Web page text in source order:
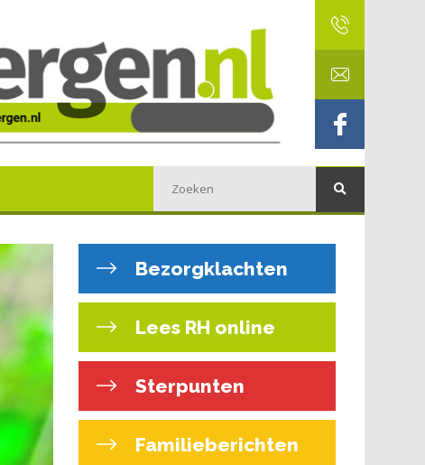
Bezorgklachten
Lees RH online
Sterpunten
Familieberichten